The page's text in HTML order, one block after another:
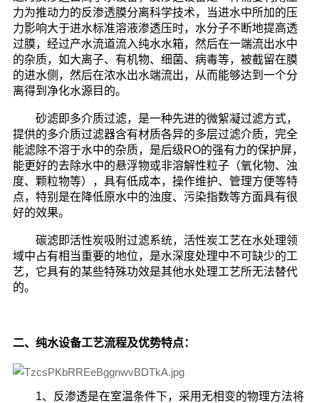
力为推动力的反渗透膜分离科学技术，当进水中所加的压
力影响大于进水标准溶液渗透压时，水分子不断地提高透
过膜，经过产水流道流入纯水水箱，然后在一端流出水中
的杂质，如大离子、有机物、细菌、病毒等，被截留在膜
的进水侧，然后在浓水出水端流出，从而能够达到一个分
离得到净化水源目的。
砂滤即多介质过滤，是一种先进的微絮凝过滤方式，
提供的多介质过滤器含有材质各异的多层过滤介质，完全
能滤除不溶于水中的杂质，是后级RO的强有力的保护屏，
能更好的去除水中的悬浮物或非溶解性粒子（氧化物、浊
度、颗粒物等），具有低成本，操作维护、管理方便等特
点，特别是在降低原水中的浊度、污染指数等方面具有很
好的效果。
碳滤即活性炭吸附过滤系统，活性炭工艺在水处理领
域中占有相当重要的地位，是水深度处理中不可缺少的工
艺，它具有的某些特殊功效是其他水处理工艺所无法替代
的。
二、纯水设备工艺流程及优势特点：
1、反渗透是在室温条件下，采用无相变的物理方法将